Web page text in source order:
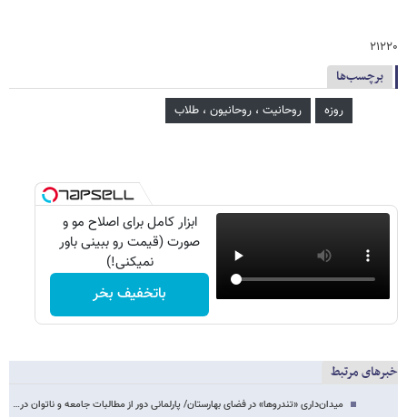
۲۱۲۲۰
برچسب‌ها
روزه روحانیت ، روحانیون ، طلاب
ابزار کامل برای اصلاح مو و
صورت (قیمت رو ببینی باور
نمیکنی!)
باتخفیف بخر
خبرهای مرتبط
میدان‌داری «تندروها» در فضای بهارستان/ پارلمانی دور از مطالبات جامعه و ناتوان در…